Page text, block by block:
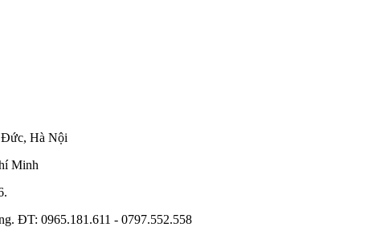
Hà Nội
Minh
ĐT: 0965.181.611 - 0797.552.558